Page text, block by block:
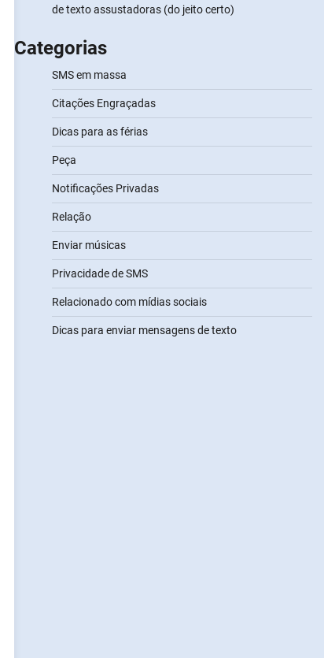
de texto assustadoras (do jeito certo)
Categorias
SMS em massa
Citações Engraçadas
Dicas para as férias
Peça
Notificações Privadas
Relação
Enviar músicas
Privacidade de SMS
Relacionado com mídias sociais
Dicas para enviar mensagens de texto